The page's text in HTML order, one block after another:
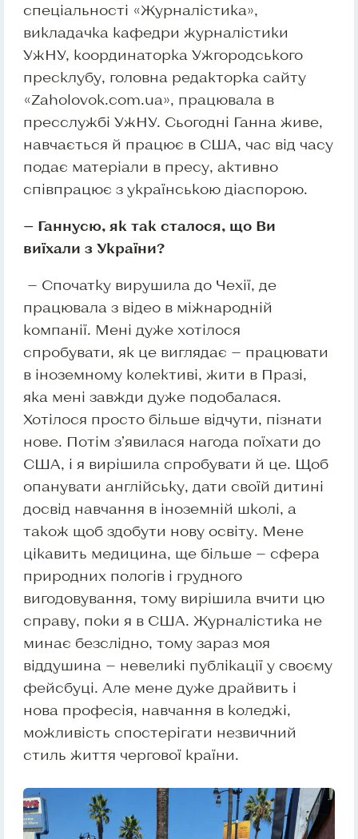
спеціальності «Журналістика»,
викладачка кафедри журналістики
УжНУ, координаторка Ужгородського
пресклубу, головна редакторка сайту
«Zaholovok.com.ua», працювала в
пресслужбі УжНУ. Сьогодні Ганна живе,
навчається й працює в США, час від часу
подає матеріали в пресу, активно
співпрацює з українською діаспорою.
— Ганнусю, як так сталося, що Ви
виїхали з України?
— Спочатку вирушила до Чехії, де
працювала з відео в міжнародній
компанії. Мені дуже хотілося
спробувати, як це виглядає — працювати
в іноземному колективі, жити в Празі,
яка мені завжди дуже подобалася.
Хотілося просто більше відчути, пізнати
нове. Потім з’явилася нагода поїхати до
США, і я вирішила спробувати й це. Щоб
опанувати англійську, дати своїй дитині
досвід навчання в іноземній школі, а
також щоб здобути нову освіту. Мене
цікавить медицина, ще більше — сфера
природних пологів і грудного
вигодовування, тому вирішила вчити цю
справу, поки я в США. Журналістика не
минає безслідно, тому зараз моя
віддушина — невеликі публікації у своєму
фейсбуці. Але мене дуже драйвить і
нова професія, навчання в коледжі,
можливість спостерігати незвичний
стиль життя чергової країни.